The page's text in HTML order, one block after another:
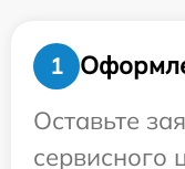
1
Оставьте
сервисного